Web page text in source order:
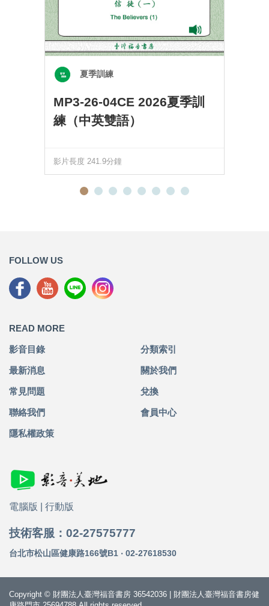
夏季訓練
MP3-26-04CE 2026夏季訓
練（中英雙語）
影片長度 241.9分鐘
FOLLOW US
READ MORE
影音目錄 分類索引
最新消息 關於我們
常見問題 兌換
聯絡我們 會員中心
隱私權政策
電腦版 行動版
技術客服：02-27575777
台北市松山區健康路166號B1 ‧ 02-27618530
Copyright © 財團法人臺灣福音書房 36542036 | 財團法人臺灣福音書房健